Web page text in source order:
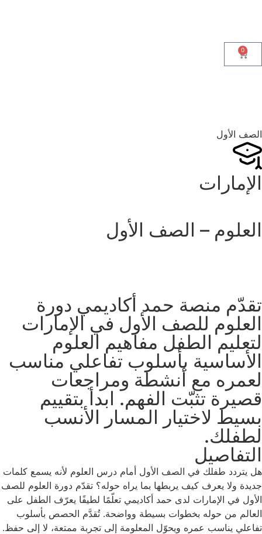
0
الصف الأول
الإمارات
العلوم – الصف الأول
تقدّم منصة حمد أكاديمي دورة
العلوم للصف الأول في الإمارات
لتعليم الطفل مفاهيم العلوم
الأساسية بأسلوب تفاعلي مناسب
لعمره مع أنشطة ومراجعات
قصيرة تثبّت الفهم. ابدأ بتقييم
بسيط لاختيار المسار الأنسب
لطفلك.
التفاصيل
هل يتردد طفلك في الصف الأول أمام درس العلوم لأنه يسمع كلمات
جديدة ولا يعرف كيف يربطها بما يراه حوله؟ تقدّم دورة العلوم للصف
الأول في الإمارات لدى حمد أكاديمي تعلّمًا لطيفًا يعرّف الطفل على
العالم من حوله بخطوات بسيطة وواضحة. تُقدَّم الحصص بأسلوب
تفاعلي يناسب عمره ويحوّل المعلومة إلى تجربة ممتعة، لا إلى حفظ.